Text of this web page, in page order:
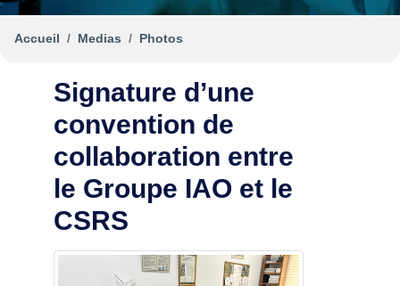
Accueil Medias Photos
Signature d’une
convention de
collaboration entre
le Groupe IAO et le
CSRS